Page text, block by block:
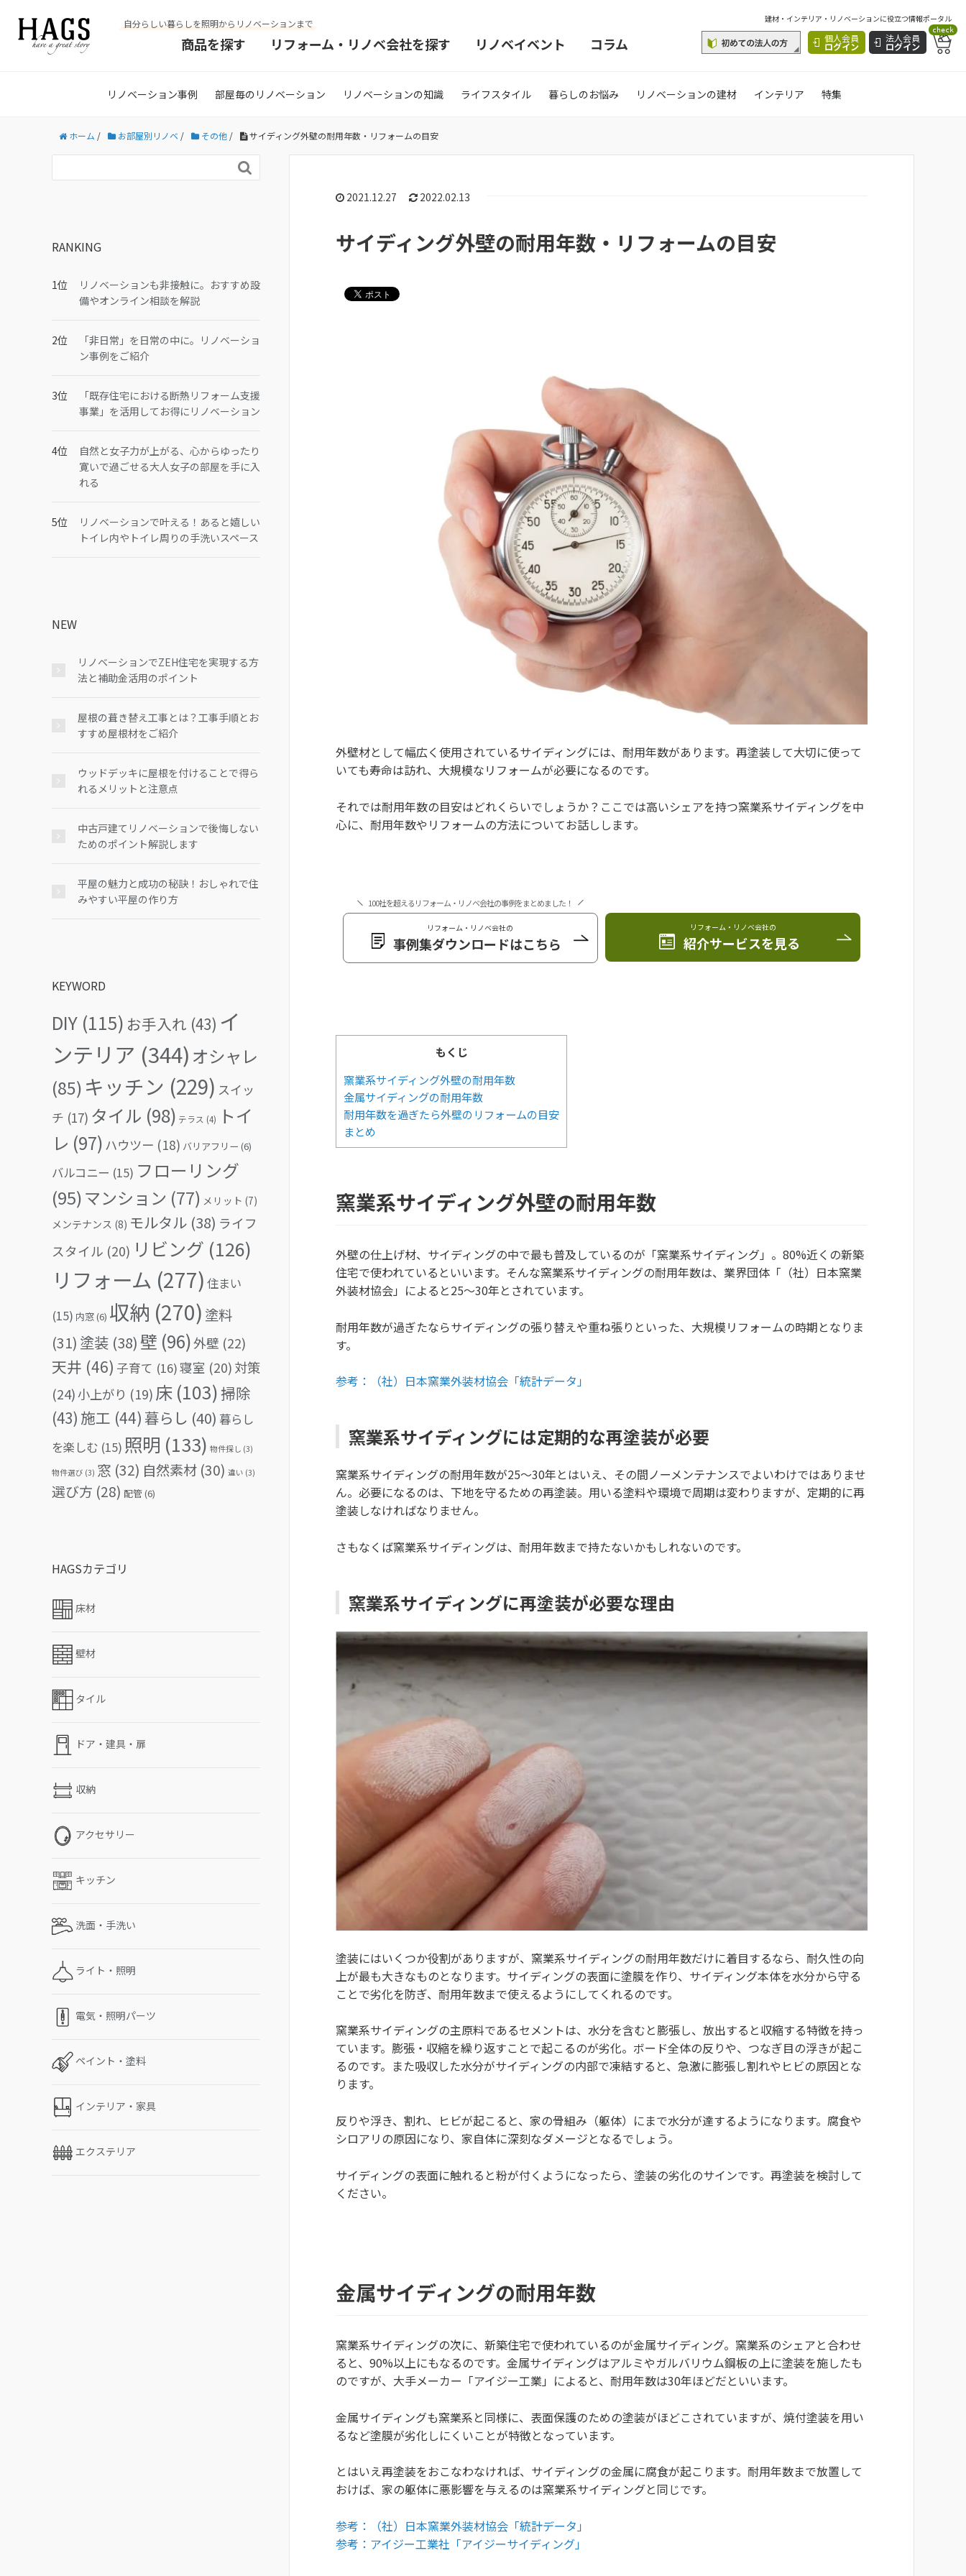
自分らしい暮らしを照明からリノベーションまで
商品を探す リフォーム・リノベ会社を探す リノベイベント コラム
建材・インテリア・リノベーションに役立つ情報ポータル
個人会員
ログイン
法人会員
ログイン
check
リノベーション事例 部屋毎のリノベーション リノベーションの知識 ライフスタイル 暮らしのお悩み リノベーションの建材 インテリア 特集
ホーム / お部屋別リノベ / その他 / サイディング外壁の耐用年数・リフォームの目安
2021.12.27 2022.02.13
サイディング外壁の耐用年数・リフォームの目安
外壁材として幅広く使用されているサイディングには、耐用年数があります。再塗装して大切に使って
いても寿命は訪れ、大規模なリフォームが必要になるのです。
それでは耐用年数の目安はどれくらいでしょうか？ここでは高いシェアを持つ窯業系サイディングを中
心に、耐用年数やリフォームの方法についてお話しします。
100社を超えるリフォーム・リノベ会社の事例をまとめました！
リフォーム・リノベ会社の
事例集ダウンロードはこちら
リフォーム・リノベ会社の
紹介サービスを見る
もくじ
窯業系サイディング外壁の耐用年数
金属サイディングの耐用年数
耐用年数を過ぎたら外壁のリフォームの目安
まとめ
窯業系サイディング外壁の耐用年数
外壁の仕上げ材、サイディングの中で最も普及しているのが「窯業系サイディング」。80%近くの新築
住宅で使われているといいます。そんな窯業系サイディングの耐用年数は、業界団体「（社）日本窯業
外装材協会」によると25〜30年とされています。
耐用年数が過ぎたならサイディングの張り替えや重ね張りといった、大規模リフォームの時期となりま
す。
参考：（社）日本窯業外装材協会「統計データ」
窯業系サイディングには定期的な再塗装が必要
窯業系サイディングの耐用年数が25〜30年とはいえ、その間ノーメンテナンスでよいわけではありませ
ん。必要になるのは、下地を守るための再塗装。用いる塗料や環境で周期は変わりますが、定期的に再
塗装しなければなりません。
さもなくば窯業系サイディングは、耐用年数まで持たないかもしれないのです。
窯業系サイディングに再塗装が必要な理由
塗装にはいくつか役割がありますが、窯業系サイディングの耐用年数だけに着目するなら、耐久性の向
上が最も大きなものとなります。サイディングの表面に塗膜を作り、サイディング本体を水分から守る
ことで劣化を防ぎ、耐用年数まで使えるようにしてくれるのです。
窯業系サイディングの主原料であるセメントは、水分を含むと膨張し、放出すると収縮する特徴を持っ
ています。膨張・収縮を繰り返すことで起こるのが劣化。ボード全体の反りや、つなぎ目の浮きが起こ
るのです。また吸収した水分がサイディングの内部で凍結すると、急激に膨張し割れやヒビの原因とな
ります。
反りや浮き、割れ、ヒビが起こると、家の骨組み（躯体）にまで水分が達するようになります。腐食や
シロアリの原因になり、家自体に深刻なダメージとなるでしょう。
サイディングの表面に触れると粉が付くようになったら、塗装の劣化のサインです。再塗装を検討して
ください。
金属サイディングの耐用年数
窯業系サイディングの次に、新築住宅で使われているのが金属サイディング。窯業系のシェアと合わせ
ると、90%以上にもなるのです。金属サイディングはアルミやガルバリウム鋼板の上に塗装を施したも
のですが、大手メーカー「アイジー工業」によると、耐用年数は30年ほどだといいます。
金属サイディングも窯業系と同様に、表面保護のための塗装がほどこされていますが、焼付塗装を用い
るなど塗膜が劣化しにくいことが特徴となっています。
とはいえ再塗装をおこなわなければ、サイディングの金属に腐食が起こります。耐用年数まで放置して
おけば、家の躯体に悪影響を与えるのは窯業系サイディングと同じです。
参考：（社）日本窯業外装材協会「統計データ」
参考：アイジー工業社「アイジーサイディング」

RANKING
リノベーションも非接触に。おすすめ設
備やオンライン相談を解説
「非日常」を日常の中に。リノベーショ
ン事例をご紹介
「既存住宅における断熱リフォーム支援
事業」を活用してお得にリノベーション
自然と女子力が上がる、心からゆったり
寛いで過ごせる大人女子の部屋を手に入
れる
リノベーションで叶える！あると嬉しい
トイレ内やトイレ周りの手洗いスペース
NEW
リノベーションでZEH住宅を実現する方
法と補助金活用のポイント
屋根の葺き替え工事とは？工事手順とお
すすめ屋根材をご紹介
ウッドデッキに屋根を付けることで得ら
れるメリットと注意点
中古戸建てリノベーションで後悔しない
ためのポイント解説します
平屋の魅力と成功の秘訣！おしゃれで住
みやすい平屋の作り方
KEYWORD
DIY (115) お手入れ (43) イ
ンテリア (344) オシャレ
(85) キッチン (229) スイッ
チ (17) タイル (98) テラス (4)
トイ
レ (97) ハウツー (18) バリアフリー (6)
バルコニー (15) フローリング
(95)マンション (77) メリット (7)
メンテナンス (8) モルタル (38) ライフ
スタイル (20) リビング (126)
リフォーム (277) 住まい
(15) 内窓(6) 収納 (270) 塗料
(31) 塗装 (38) 壁 (96)外壁 (22)
天井 (46) 子育て (16)寝室 (20) 対策
(24)小上がり (19) 床 (103)掃除
(43) 施工 (44) 暮らし (40) 暮らし
を楽しむ (15) 照明 (133) 物件探し (3)
物件選び (3) 窓 (32) 自然素材 (30) 違い (3)
選び方 (28) 配管(6)
HAGSカテゴリ
床材
壁材
タイル
ドア・建具・扉
収納
アクセサリー
キッチン
洗面・手洗い
ライト・照明
電気・照明パーツ
ペイント・塗料
インテリア・家具
エクステリア